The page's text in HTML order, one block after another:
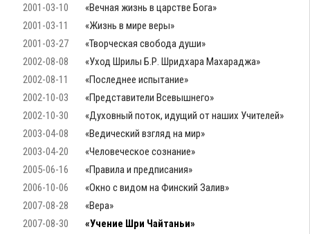
2001-03-10
«Вечная жизнь в царстве Бога»
2001-03-11
«Жизнь в мире веры»
2001-03-27
«Творческая свобода души»
2002-08-08
«Уход Шрилы Б.Р. Шридхара Махараджа»
2002-08-11
«Последнее испытание»
2002-10-03
«Представители Всевышнего»
2002-10-30
«Духовный поток, идущий от наших Учителей»
2003-04-08
«Ведический взгляд на мир»
2003-04-20
«Человеческое сознание»
2005-06-16
«Правила и предписания»
2006-10-06
«Окно с видом на Финский Залив»
2007-08-28
«Вера»
2007-08-30
«Учение Шри Чайтаньи»